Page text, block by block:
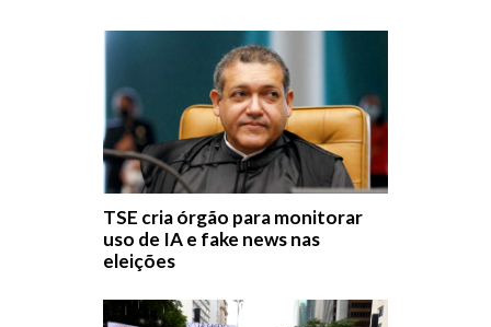
TSE cria órgão para monitorar
uso de IA e fake news nas
eleições